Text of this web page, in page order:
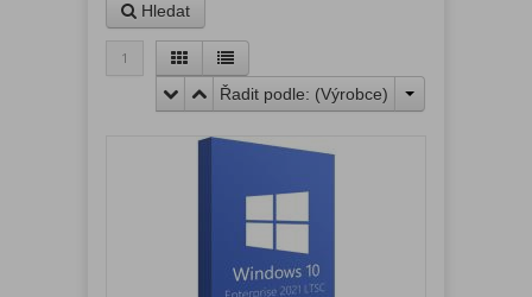
Hledat
1
Řadit podle: (Výrobce)